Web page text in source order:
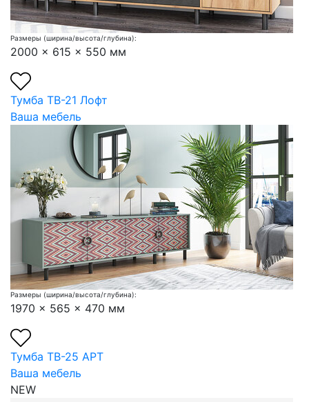
Размеры (ширина/высота/глубина):
2000 x 615 x 550 мм
Тумба ТВ-21 Лофт
Ваша мебель
Размеры (ширина/высота/глубина):
1970 x 565 x 470 мм
Тумба ТВ-25 АРТ
Ваша мебель
NEW